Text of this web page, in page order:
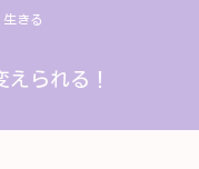
きる
られる！